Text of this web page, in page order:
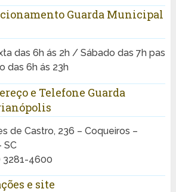
Guarda Municipal
das 6h ás 2h / Sábado das 7h pas
das 6h ás 23h
e Telefone Guarda
de Castro, 236 – Coqueiros –
SC
3281-4600
e site